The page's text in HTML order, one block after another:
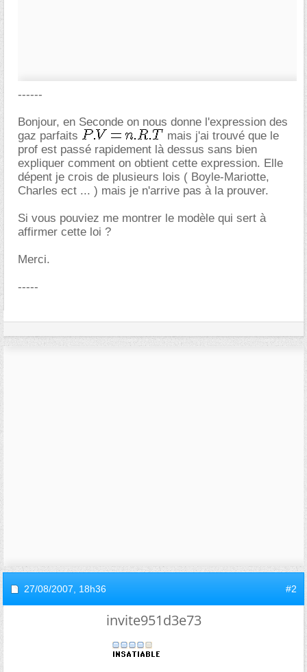
------
Bonjour, en Seconde on nous donne l'expression des
gaz parfaits
mais j'ai trouvé que le
prof est passé rapidement là dessus sans bien
expliquer comment on obtient cette expression. Elle
dépent je crois de plusieurs lois ( Boyle-Mariotte,
Charles ect ... ) mais je n'arrive pas à la prouver.
Si vous pouviez me montrer le modèle qui sert à
affirmer cette loi ?
Merci.
-----
27/08/2007, 18h36 #2
invite951d3e73